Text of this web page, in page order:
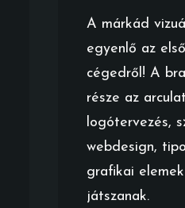
A márkád
egyenlő az
cégedről! A
része az
logótervezés,
webdesign,
grafikai
játszanak.